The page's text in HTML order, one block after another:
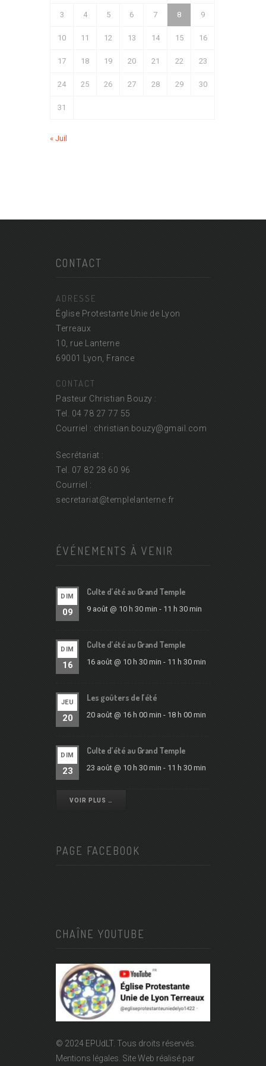
3 4 5 6 7 8 9
10 11 12 13 14 15 16
17 18 19 20 21 22 23
24 25 26 27 28 29 30
31
« Juil
CONTACT
ADRESSE
Église Protestante Unie de Lyon
Terreaux
10, rue Lanterne
69001 Lyon, France
CONTACT
Pasteur Christian Bouzy :
Tel. 04 78 27 77 55
Courriel : christian.bouzy@gmail.com
Secrétariat :
Tel. 07 82 28 60 96
Courriel :
secretariat@templelanterne.fr
ÉVÉNEMENTS À VENIR
DIM
09
Culte d’été au Grand Temple
9 août @ 10 h 30 min - 11 h 30 min
DIM
16
Culte d’été au Grand Temple
16 août @ 10 h 30 min - 11 h 30 min
JEU
20
Les goûters de l’été
20 août @ 16 h 00 min - 18 h 00 min
DIM
23
Culte d’été au Grand Temple
23 août @ 10 h 30 min - 11 h 30 min
VOIR PLUS …
PAGE FACEBOOK
CHAÎNE YOUTUBE
© 2024 EPUdLT. Tous droits réservés.
Mentions légales. Site Web réalisé par